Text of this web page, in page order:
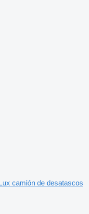
camión de desatascos